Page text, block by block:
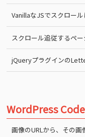
VanillaなJSでスクロー
スクロール追従するペ
jQueryプラグインの
WordPress Code
画像のURLから、その画